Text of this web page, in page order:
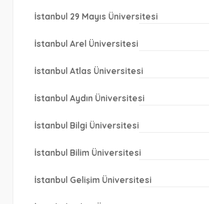
İstanbul 29 Mayıs Üniversitesi
İstanbul Arel Üniversitesi
İstanbul Atlas Üniversitesi
İstanbul Aydın Üniversitesi
İstanbul Bilgi Üniversitesi
İstanbul Bilim Üniversitesi
İstanbul Gelişim Üniversitesi